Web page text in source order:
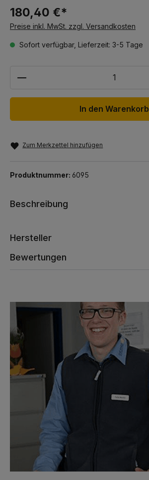
180,40 €*
Preise inkl. MwSt. zzgl. Versandkosten
Sofort verfügbar, Lieferzeit: 3-5 Tage
In den Warenkorb
Zum Merkzettel hinzufügen
Produktnummer: 6095
Beschreibung
Hersteller
Bewertungen